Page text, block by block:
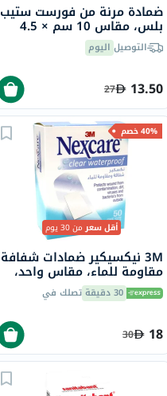
ضمادة مرنة من فورست ستيب
بلس، مقاس 10 سم × 4.5
مترالتوصيل اليوم
13.50
27
40% خصم
أقل سعرمن 30 يوم
3M نيكسيكير ضمادات شفافة
مقاومة للماء، مقاس واحد،
حزمة من 50
30 دقيقة تصلك في
18
30